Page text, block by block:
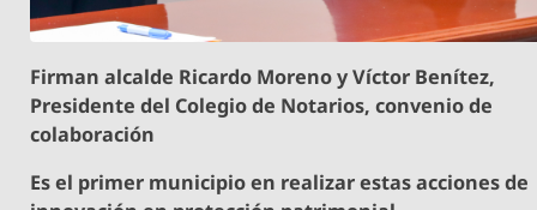
Firman alcalde Ricardo Moreno y Víctor Benítez,
Presidente del Colegio de Notarios, convenio de
colaboración
Es el primer municipio en realizar estas acciones de